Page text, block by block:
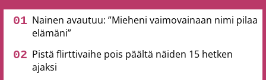
Nainen avautuu: ”Mieheni vaimovainaan nimi pilaa
elämäni”
Pistä flirttivaihe pois päältä näiden 15 hetken
ajaksi